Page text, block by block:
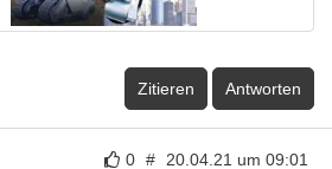
Zitieren Antworten
0 # 20.04.21 um 09:01